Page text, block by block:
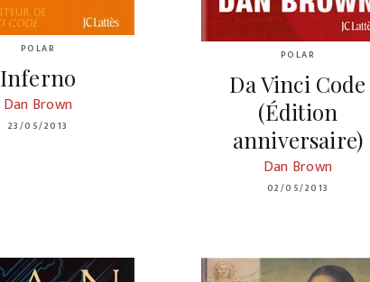
POLAR
Inferno
Dan Brown
23/05/2013
POLAR
Da Vinci Code
(Édition
anniversaire)
Dan Brown
02/05/2013